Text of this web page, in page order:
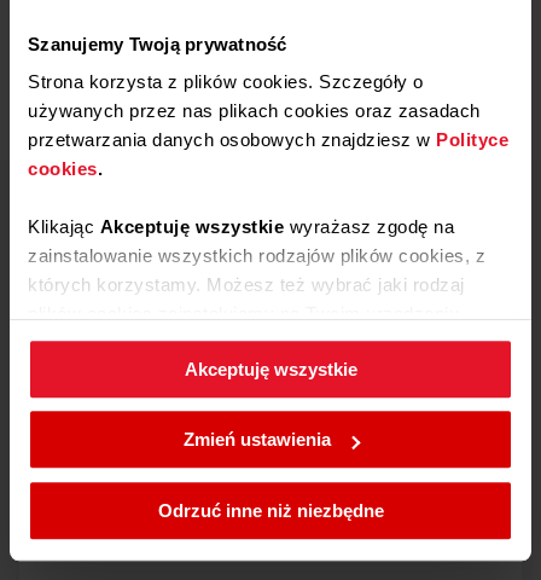
Szanujemy Twoją prywatność
Strona korzysta z plików cookies. Szczegóły o
używanych przez nas plikach cookies oraz zasadach
przetwarzania danych osobowych znajdziesz w Polityce
cookies.
Klikając Akceptuję wszystkie wyrażasz zgodę na
zainstalowanie wszystkich rodzajów plików cookies, z
których korzystamy. Możesz też wybrać jaki rodzaj
klikającZmień ustawienia.
W każdej chwili możesz zmienić wybrane przez Ciebie
ustawienia plików cookies wchodząc w zakładkę
Akceptuję wszystkie
Zmień ustawienia
Odrzuć inne niż niezbędne
Centrum wsparcia Amica
801 801 800
67 22 22 148
Koszt wg stawki
operatora
Skontaktuj się